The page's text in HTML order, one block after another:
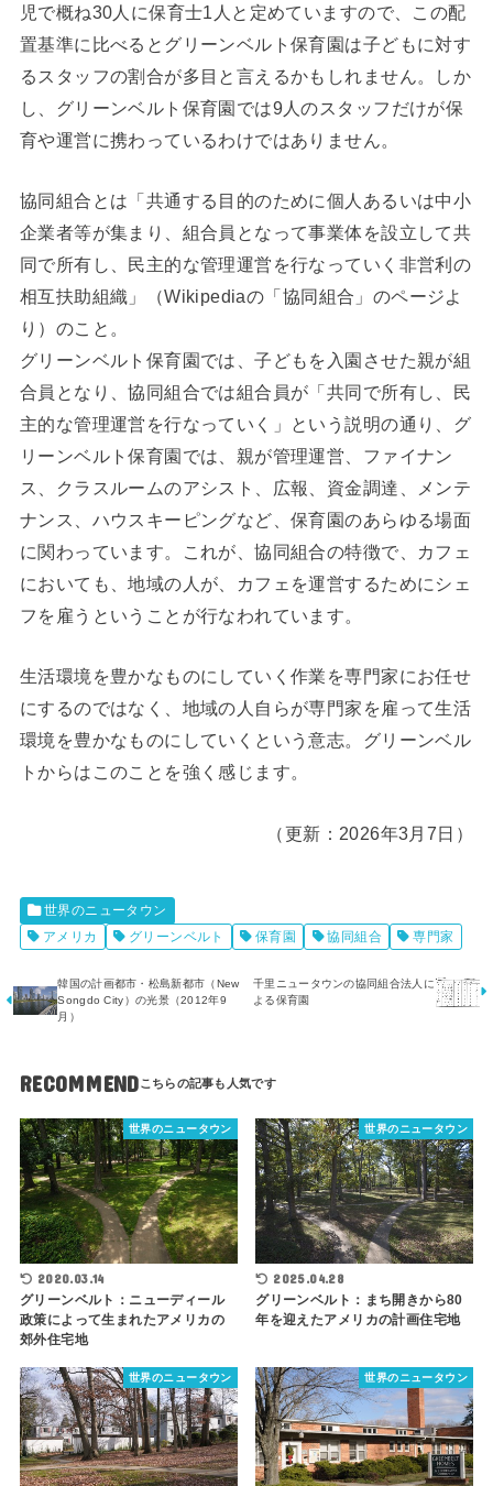
児で概ね30人に保育士1人と定めていますので、この配
置基準に比べるとグリーンベルト保育園は子どもに対す
るスタッフの割合が多目と言えるかもしれません。しか
し、グリーンベルト保育園では9人のスタッフだけが保
育や運営に携わっているわけではありません。
協同組合とは「共通する目的のために個人あるいは中小
企業者等が集まり、組合員となって事業体を設立して共
同で所有し、民主的な管理運営を行なっていく非営利の
相互扶助組織」（Wikipediaの「協同組合」のページよ
り）のこと。
グリーンベルト保育園では、子どもを入園させた親が組
合員となり、協同組合では組合員が「共同で所有し、民
主的な管理運営を行なっていく」という説明の通り、グ
リーンベルト保育園では、親が管理運営、ファイナン
ス、クラスルームのアシスト、広報、資金調達、メンテ
ナンス、ハウスキーピングなど、保育園のあらゆる場面
に関わっています。これが、協同組合の特徴で、カフェ
においても、地域の人が、カフェを運営するためにシェ
フを雇うということが行なわれています。
生活環境を豊かなものにしていく作業を専門家にお任せ
にするのではなく、地域の人自らが専門家を雇って生活
環境を豊かなものにしていくという意志。グリーンベル
トからはこのことを強く感じます。
（更新：2026年3月7日）
世界のニュータウン
アメリカ
グリーンベルト 保育園 協同組合 専門家
韓国の計画都市・松島新都市（New
Songdo City）の光景（2012年9
月）
千里ニュータウンの協同組合法人に
よる保育園
RECOMMEND
世界のニュータウン
2020.03.14
グリーンベルト：ニューディール
政策によって生まれたアメリカの
郊外住宅地
世界のニュータウン
2025.04.28
グリーンベルト：まち開きから80
年を迎えたアメリカの計画住宅地
世界のニュータウン 世界のニュータウン